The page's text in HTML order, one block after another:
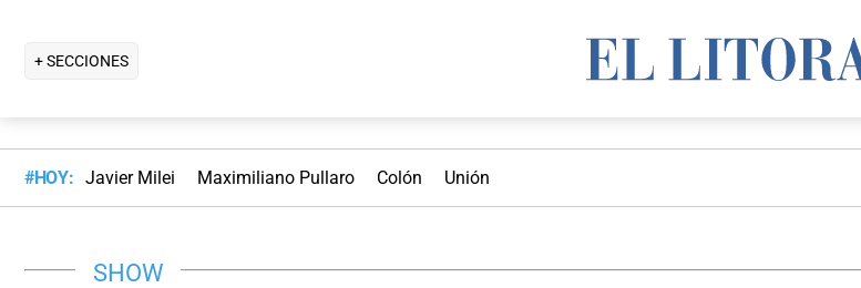
+ SECCIONES
#HOY: Javier Milei Maximiliano Pullaro Colón Unión
SHOW